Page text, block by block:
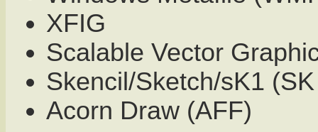
XFIG
Scalable Vector
Skencil/Sketch/sK1
Acorn Draw (AFF)